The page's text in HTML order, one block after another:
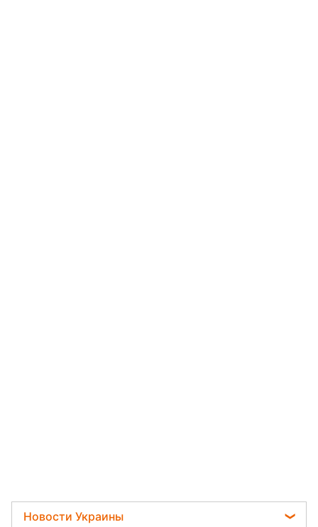
Новости Украины